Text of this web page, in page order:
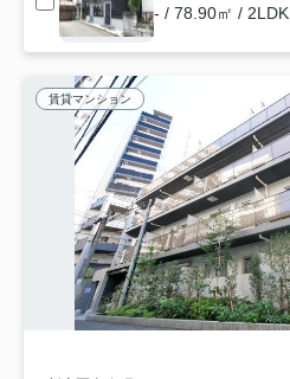
- / 78.90㎡ / 2LDK
賃貸マンション